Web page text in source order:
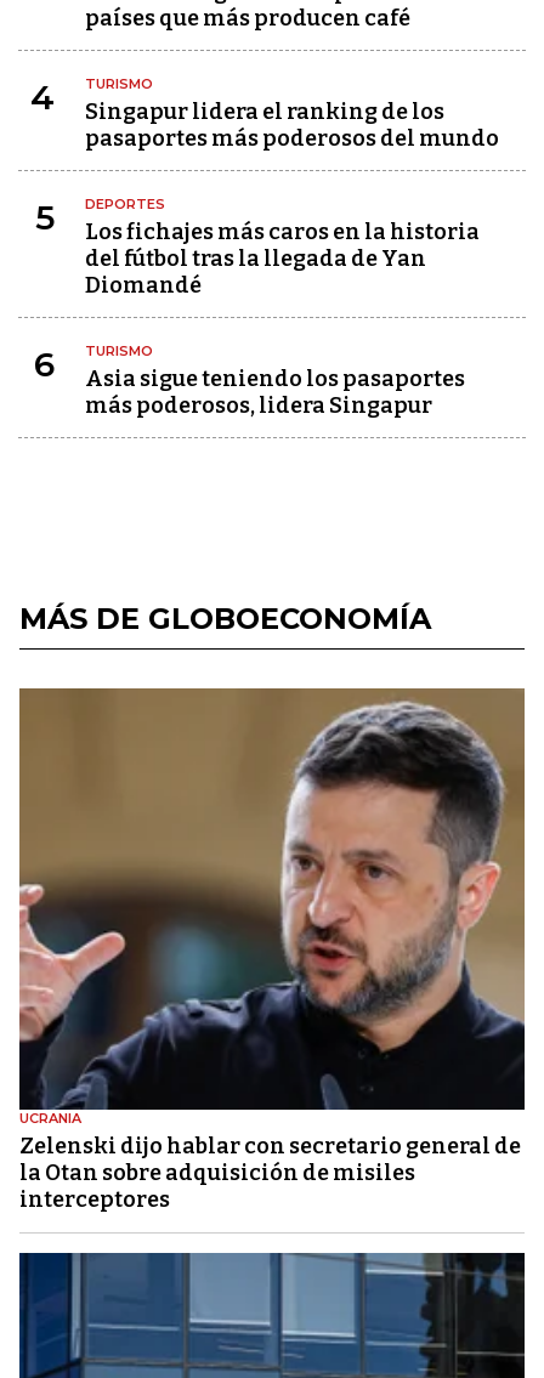
países que más producen café
4 TURISMO
Singapur lidera el ranking de los
pasaportes más poderosos del mundo
5 DEPORTES
Los fichajes más caros en la historia
del fútbol tras la llegada de Yan
Diomandé
6 TURISMO
Asia sigue teniendo los pasaportes
más poderosos, lidera Singapur
MÁS DE GLOBOECONOMÍA
UCRANIA
Zelenski dijo hablar con secretario general de
la Otan sobre adquisición de misiles
interceptores